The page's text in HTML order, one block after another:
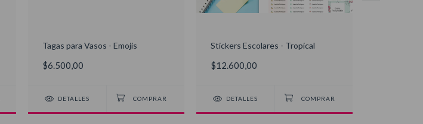
Tagas para Vasos - Emojis
$6.500,00
DETALLES
Stickers Escolares - Tropical
$12.600,00
DETALLES